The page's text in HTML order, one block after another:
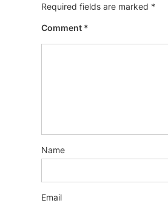
Required fields are marked *
Comment *
Name
Email